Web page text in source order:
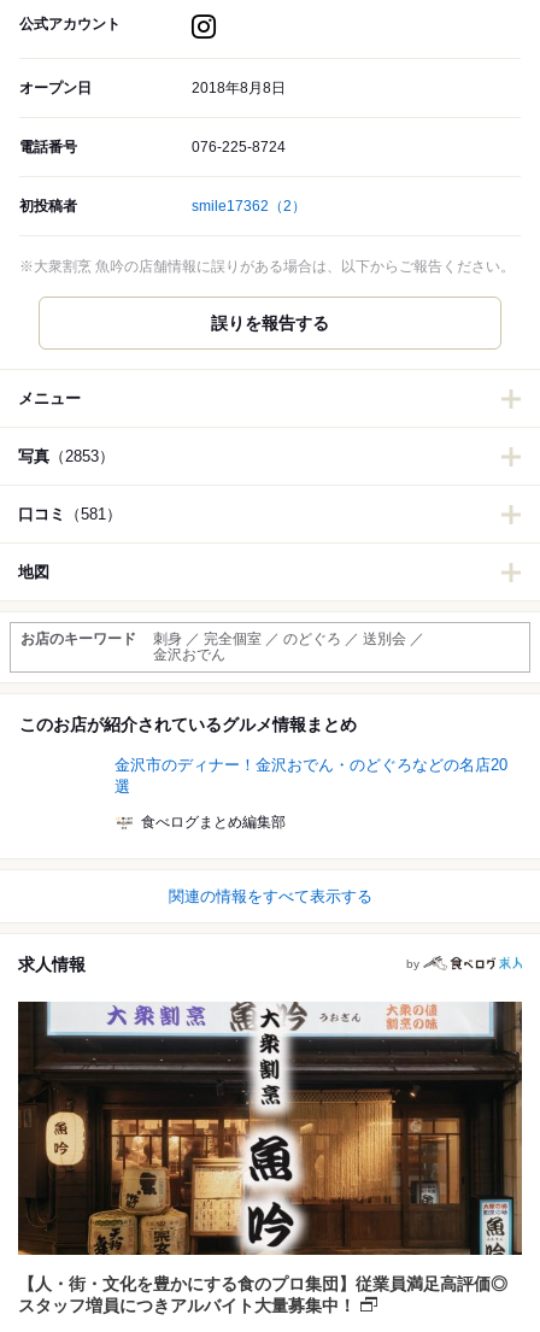
公式アカウント
オープン日 2018年8月8日
電話番号 076-225-8724
初投稿者 smile17362 （2）
※大衆割烹 魚吟の店舗情報に誤りがある場合は、以下からご報告ください。
誤りを報告する
メニュー
写真 （2853）
口コミ （581）
地図
お店のキーワード
刺身 ／ 完全個室 ／ のどぐろ ／ 送別会 ／
金沢おでん
このお店が紹介されているグルメ情報まとめ
金沢市のディナー！金沢おでん・のどぐろなどの名店20
選
食べログまとめ編集部
関連の情報をすべて表示する
求人情報 by
【人・街・文化を豊かにする食のプロ集団】従業員満足高評価◎
スタッフ増員につきアルバイト大量募集中！